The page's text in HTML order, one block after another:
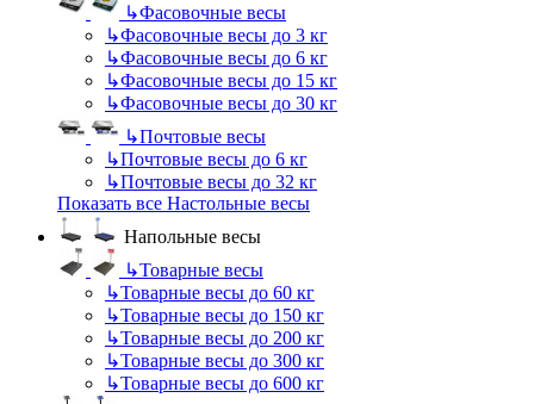
↳Фасовочные весы
↳Фасовочные весы до 3 кг
↳Фасовочные весы до 6 кг
↳Фасовочные весы до 15 кг
↳Фасовочные весы до 30 кг
↳Почтовые весы
↳Почтовые весы до 6 кг
↳Почтовые весы до 32 кг
Показать все Настольные весы
Напольные весы
↳Товарные весы
↳Товарные весы до 60 кг
↳Товарные весы до 150 кг
↳Товарные весы до 200 кг
↳Товарные весы до 300 кг
↳Товарные весы до 600 кг